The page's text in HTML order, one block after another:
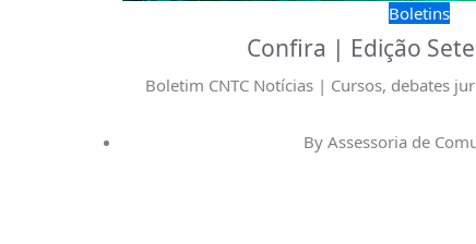
Boletins
Confira | Edição
Boletim CNTC Notícias | Cursos, debates
By Assessoria de